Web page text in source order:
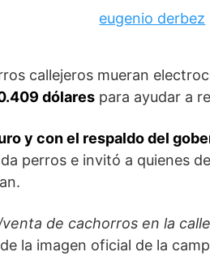
callejeros mueran
dólares para ayudar a
y con el respaldo del
perros e invitó a quienes
de cachorros en la
la imagen oficial de la